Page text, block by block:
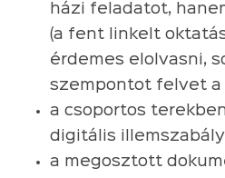
házi feladatot,
(a fent linkelt
érdemes elolvasni,
szempontot felvet a
a csoportos
digitális
a megosztott